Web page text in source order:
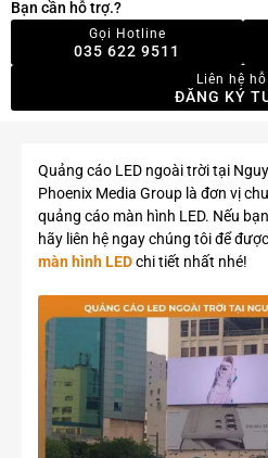
Bạn cần hỗ trợ.?
Gọi Hotline
035 622 9511
Liên hệ
ĐĂNG KÝ
Quảng cáo LED ngoài trời tại
Phoenix Media Group là đơn vị
quảng cáo màn hình LED. Nếu
hãy liên hệ ngay chúng tôi để
màn hình LEDchi tiết nhất nhé!